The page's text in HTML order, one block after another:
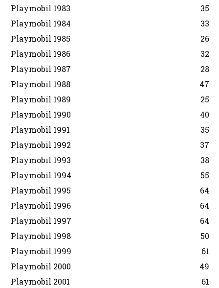
Playmobil 1983
35
Playmobil 1984
33
Playmobil 1985
26
Playmobil 1986
32
Playmobil 1987
28
Playmobil 1988
47
Playmobil 1989
25
Playmobil 1990
40
Playmobil 1991
35
Playmobil 1992
37
Playmobil 1993
38
Playmobil 1994
55
Playmobil 1995
64
Playmobil 1996
64
Playmobil 1997
64
Playmobil 1998
50
Playmobil 1999
61
Playmobil 2000
49
Playmobil 2001
61